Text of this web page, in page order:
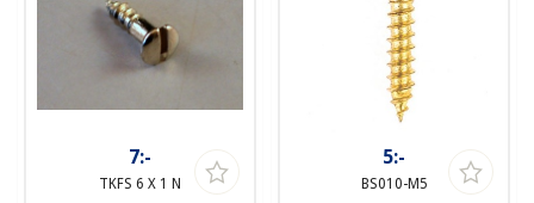
7:-
TKFS 6 X 1 N
5:-
BS010-M5